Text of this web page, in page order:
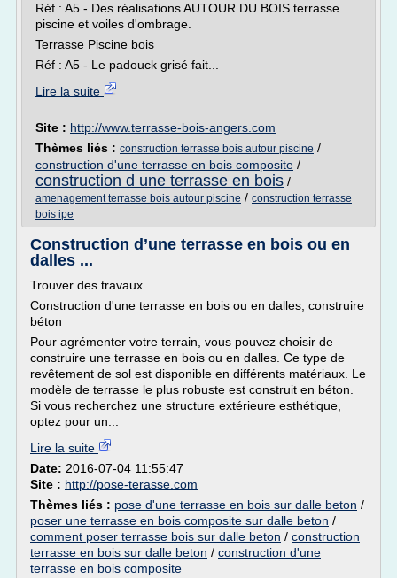
Réf : A5 - Des réalisations AUTOUR DU BOIS terrasse
piscine et voiles d'ombrage.
Terrasse Piscine bois
Réf : A5 - Le padouck grisé fait...
Lire la suite
Site : http://www.terrasse-bois-angers.com
Thèmes liés : construction terrasse bois autour piscine /
construction d'une terrasse en bois composite /
construction d une terrasse en bois /
amenagement terrasse bois autour piscine / construction terrasse
bois ipe
Construction d’une terrasse en bois ou en
dalles ...
Trouver des travaux
Construction d'une terrasse en bois ou en dalles, construire
béton
Pour agrémenter votre terrain, vous pouvez choisir de
construire une terrasse en bois ou en dalles. Ce type de
revêtement de sol est disponible en différents matériaux. Le
modèle de terrasse le plus robuste est construit en béton.
Si vous recherchez une structure extérieure esthétique,
optez pour un...
Lire la suite
Date: 2016-07-04 11:55:47
Site : http://pose-terasse.com
Thèmes liés : pose d'une terrasse en bois sur dalle beton /
poser une terrasse en bois composite sur dalle beton /
comment poser terrasse bois sur dalle beton / construction
terrasse en bois sur dalle beton / construction d'une
terrasse en bois composite